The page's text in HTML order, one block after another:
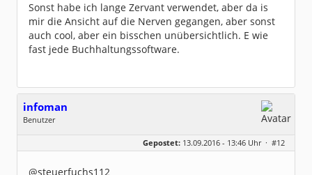
Sonst habe ich lange Zervant verwendet, aber da is
mir die Ansicht auf die Nerven gegangen, aber sonst
auch cool, aber ein bisschen unübersichtlich. E wie
fast jede Buchhaltungssoftware.
infoman
Benutzer
Dabei seit:
06 / 2008
Gepostet: 13.09.2016 - 13:46 Uhr · #12
@steuerfuchs112